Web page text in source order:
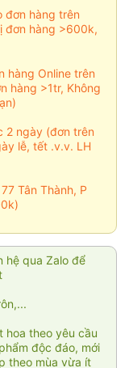
đơn hàng trên
đơn hàng >600k,
hàng Online trên
hàng >1tr, Không
2 ngày (đơn trên
lễ, tết .v.v. LH
Tân Thành, P
hệ qua Zalo để
hoa theo yêu cầu
độc đáo, mới
theo mùa vừa ít